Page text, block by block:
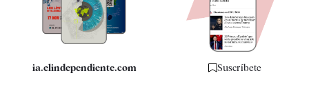
Especificaciones
ia.elindependiente.com Suscríbete